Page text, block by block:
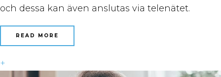
och dessa kan även anslutas via telenätet.
READ MORE
+